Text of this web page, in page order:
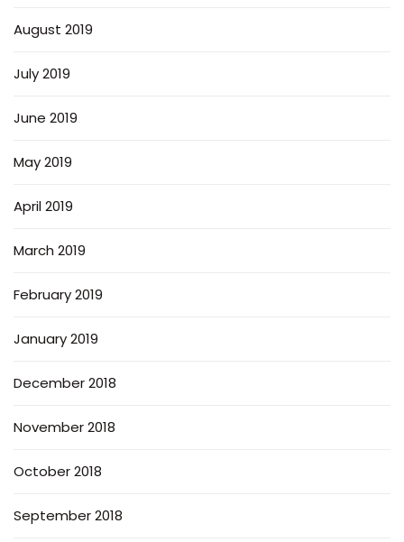
August 2019
July 2019
June 2019
May 2019
April 2019
March 2019
February 2019
January 2019
December 2018
November 2018
October 2018
September 2018